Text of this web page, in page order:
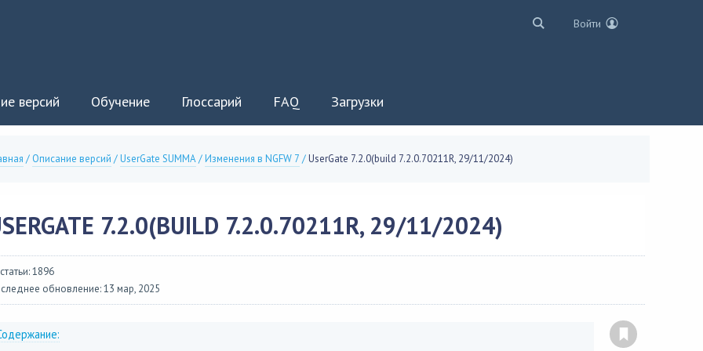
Войти
версий Обучение Глоссарий FAQ Загрузки
/ Описание версий /UserGate SUMMA/Изменения в NGFW 7 /UserGate 7.2.0(build 7.2.0.70211R, 29/11/2024)
7.2.0(BUILD 7.2.0.70211R, 29/11/2024)
1896
обновление: 13 мар, 2025